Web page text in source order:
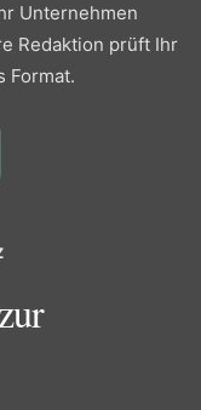
Unternehmen
Redaktion prüft Ihr
Format.